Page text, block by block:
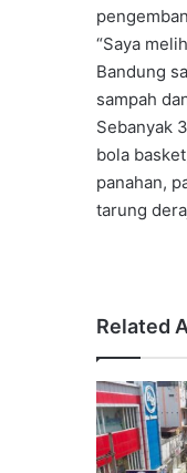
“Saya
Bandung
sampah
Sebanyak
bola
panahan,
tarung
Related